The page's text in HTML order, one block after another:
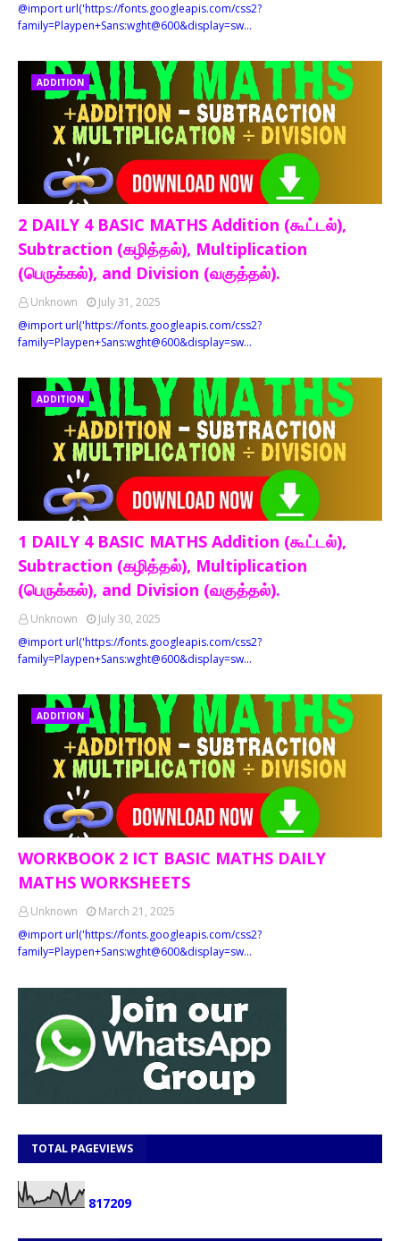
@import url('https://fonts.googleapis.com/css2?
family=Playpen+Sans:wght@600&display=sw…
ADDITION
2 DAILY 4 BASIC MATHS Addition (கூட்டல்),
Subtraction (கழித்தல்), Multiplication
(பெருக்கல்), and Division (வகுத்தல்).
Unknown
July 31, 2025
@import url('https://fonts.googleapis.com/css2?
family=Playpen+Sans:wght@600&display=sw…
ADDITION
1 DAILY 4 BASIC MATHS Addition (கூட்டல்),
Subtraction (கழித்தல்), Multiplication
(பெருக்கல்), and Division (வகுத்தல்).
Unknown
July 30, 2025
@import url('https://fonts.googleapis.com/css2?
family=Playpen+Sans:wght@600&display=sw…
ADDITION
WORKBOOK 2 ICT BASIC MATHS DAILY
MATHS WORKSHEETS
Unknown
March 21, 2025
@import url('https://fonts.googleapis.com/css2?
family=Playpen+Sans:wght@600&display=sw…
TOTAL PAGEVIEWS
817209